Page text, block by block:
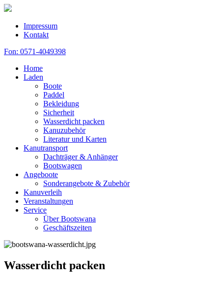
Impressum
Kontakt
Fon: 0571-4049398
Home
Laden
Boote
Paddel
Bekleidung
Sicherheit
Wasserdicht packen
Kanuzubehör
Literatur und Karten
Kanutransport
Dachträger & Anhänger
Bootswagen
Angeboote
Sonderangebote & Zubehör
Kanuverleih
Veranstaltungen
Service
Über Bootswana
Geschäftszeiten
Wasserdicht packen